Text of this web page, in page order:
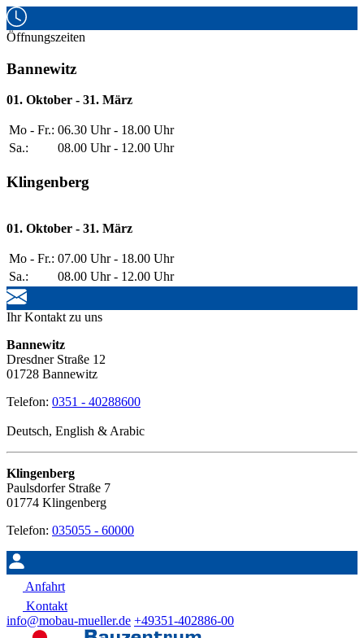
Öffnungszeiten
Bannewitz
01. Oktober - 31. März
Mo - Fr.: 06.30 Uhr - 18.00 Uhr
Sa.:
08.00 Uhr - 12.00 Uhr
Klingenberg
01. Oktober - 31. März
Mo - Fr.: 07.00 Uhr - 18.00 Uhr
Sa.:
08.00 Uhr - 12.00 Uhr
Ihr Kontakt zu uns
Bannewitz
Dresdner Straße 12
01728 Bannewitz
Telefon: 0351 - 40288600
Deutsch, English & Arabic
Klingenberg
Paulsdorfer Straße 7
01774 Klingenberg
Telefon: 035055 - 60000
Anfahrt
Kontakt
info@mobau-mueller.de +49351-402886-00